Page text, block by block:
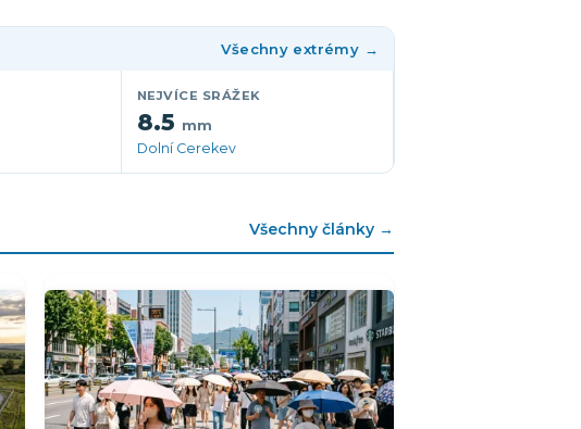
Všechny extrémy →
NEJVÍCE SRÁŽEK
8.5 mm
Dolní Cerekev
Všechny články →